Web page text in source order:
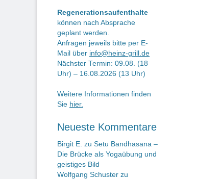
Regenerationsaufenthalte
können nach Absprache
geplant werden.
Anfragen jeweils bitte per E-
Mail über info@heinz-grill.de
Nächster Termin: 09.08. (18
Uhr) – 16.08.2026 (13 Uhr)
Weitere Informationen finden
Sie hier.
Neueste Kommentare
Birgit E. zu Setu Bandhasana –
Die Brücke als Yogaübung und
geistiges Bild
Wolfgang Schuster zu